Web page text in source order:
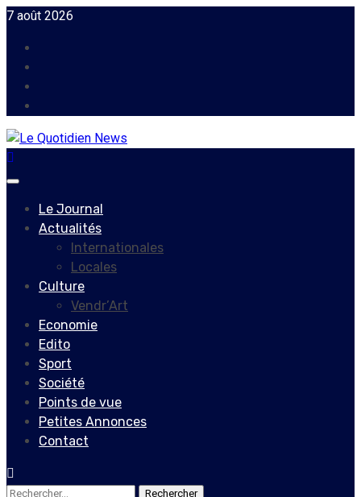
Skip
content
7 août 2026
Primary
Le Journal
Actualités
Internationales
Locales
Culture
Vendr’Art
Economie
Edito
Sport
Société
Points de vue
Petites Annonces
Contact
Rechercher :